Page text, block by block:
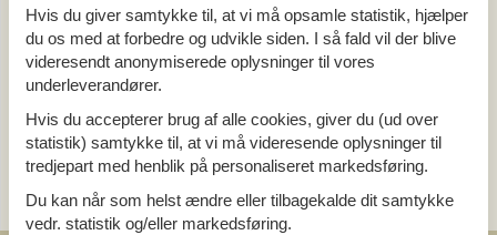
Kan vi hjælpe?
Man. - fre. 10.00-16.00
Send en e-mail
og få et hurtigt svar, alle dage
Hvis du giver samtykke til, at vi må opsamle statistik, hjælper
du os med at forbedre og udvikle siden. I så fald vil der blive
videresendt anonymiserede oplysninger til vores
underleverandører.
Hvis du accepterer brug af alle cookies, giver du (ud over
statistik) samtykke til, at vi må videresende oplysninger til
tredjepart med henblik på personaliseret markedsføring.
Du kan når som helst ændre eller tilbagekalde dit samtykke
vedr. statistik og/eller markedsføring.